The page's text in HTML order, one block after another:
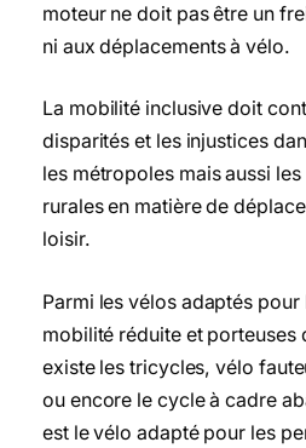
moteur ne doit pas être un
ni aux déplacements à vélo.
La mobilité inclusive doit
disparités et les injustices
les métropoles mais aussi
rurales en matière de
loisir.
Parmi les vélos adaptés pour
mobilité réduite et porteuses
existe les tricycles, vélo
ou encore le cycle à cadre
est le vélo adapté pour les